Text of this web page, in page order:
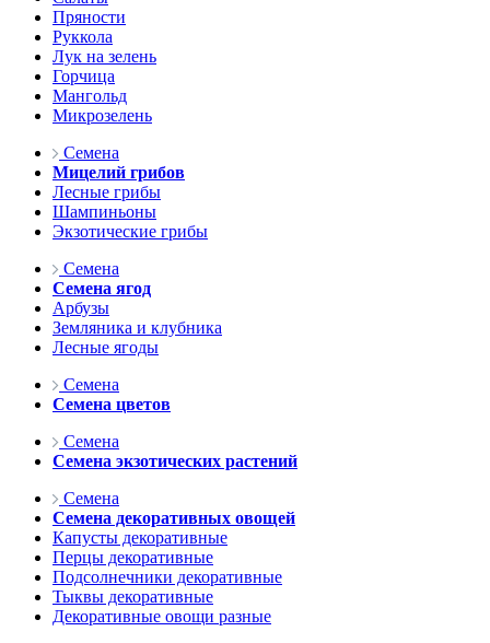
Пряности
Руккола
Лук на зелень
Горчица
Мангольд
Микрозелень
Семена
Мицелий грибов
Лесные грибы
Шампиньоны
Экзотические грибы
Семена
Семена ягод
Арбузы
Земляника и клубника
Лесные ягоды
Семена
Семена цветов
Семена
Семена экзотических растений
Семена
Семена декоративных овощей
Капусты декоративные
Перцы декоративные
Подсолнечники декоративные
Тыквы декоративные
Декоративные овощи разные